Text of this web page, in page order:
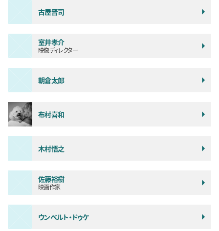
古屋晋司
室井孝介
映像ディレクター
朝倉太郎
布村喜和
木村悟之
佐藤裕樹
映画作家
ウンベルト・ドゥケ